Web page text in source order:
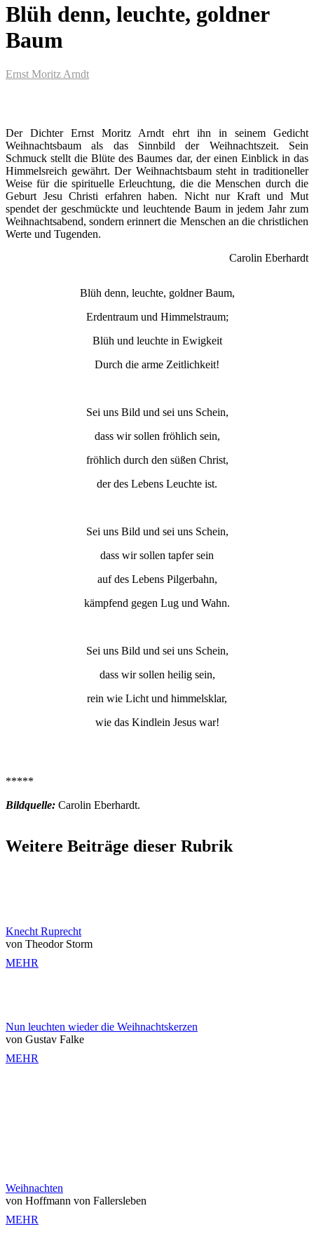
Blüh denn, leuchte, goldner
Baum
Ernst Moritz Arndt
Der Dichter Ernst Moritz Arndt ehrt ihn in seinem Gedicht
Weihnachtsbaum als das Sinnbild der Weihnachtszeit. Sein
Schmuck stellt die Blüte des Baumes dar, der einen Einblick in das
Himmelsreich gewährt. Der Weihnachtsbaum steht in traditioneller
Weise für die spirituelle Erleuchtung, die die Menschen durch die
Geburt Jesu Christi erfahren haben. Nicht nur Kraft und Mut
spendet der geschmückte und leuchtende Baum in jedem Jahr zum
Weihnachtsabend, sondern erinnert die Menschen an die christlichen
Werte und Tugenden.
Carolin Eberhardt
Blüh denn, leuchte, goldner Baum,
Erdentraum und Himmelstraum;
Blüh und leuchte in Ewigkeit
Durch die arme Zeitlichkeit!
Sei uns Bild und sei uns Schein,
dass wir sollen fröhlich sein,
fröhlich durch den süßen Christ,
der des Lebens Leuchte ist.
Sei uns Bild und sei uns Schein,
dass wir sollen tapfer sein
auf des Lebens Pilgerbahn,
kämpfend gegen Lug und Wahn.
Sei uns Bild und sei uns Schein,
dass wir sollen heilig sein,
rein wie Licht und himmelsklar,
wie das Kindlein Jesus war!
*****
Bildquelle: Carolin Eberhardt.
Weitere Beiträge dieser Rubrik
Knecht Ruprecht
von Theodor Storm
MEHR
Nun leuchten wieder die Weihnachtskerzen
von Gustav Falke
MEHR
Weihnachten
von Hoffmann von Fallersleben
MEHR